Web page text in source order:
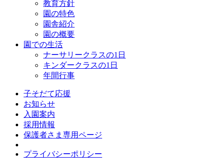
教育方針
園の特色
園舎紹介
園の概要
園での生活
ナーサリークラスの1日
キンダークラスの1日
年間行事
子そだて応援
お知らせ
入園案内
採用情報
保護者さま専用ページ
プライバシーポリシー